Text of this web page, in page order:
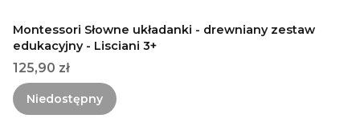
Montessori Słowne układanki - drewniany zestaw
edukacyjny - Lisciani 3+
Cena
125,90 zł
Niedostępny